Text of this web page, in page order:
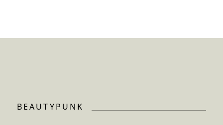
BEAUTYPUNK